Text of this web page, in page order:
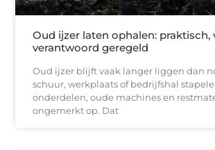
Oud ijzer laten ophalen: praktisch,
verantwoord geregeld
Oud ijzer blijft vaak langer liggen dan
schuur, werkplaats of bedrijfshal
onderdelen, oude machines en
ongemerkt op. Dat